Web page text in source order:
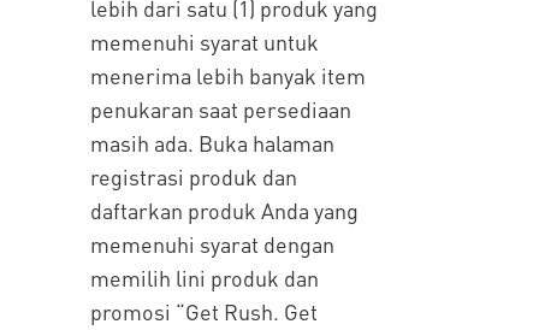
lebih dari satu (1) produk yang
memenuhi syarat untuk
menerima lebih banyak item
penukaran saat persediaan
masih ada. Buka halaman
registrasi produk dan
daftarkan produk Anda yang
memenuhi syarat dengan
memilih lini produk dan
promosi “Get Rush. Get